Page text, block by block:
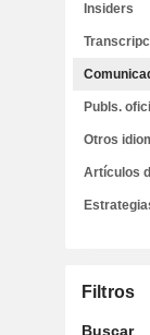
Insiders
Publs.
Otros
Artículos
Filtros
Buscar